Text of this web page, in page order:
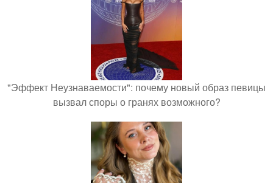
"Эффект Неузнаваемости": почему новый образ певицы
вызвал споры о гранях возможного?